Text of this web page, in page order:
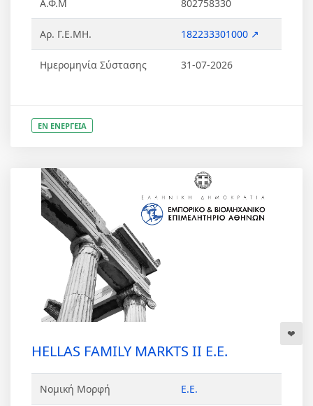
Α.Φ.Μ 802758330
Αρ. Γ.Ε.ΜΗ. 182233301000 ↗
Ημερομηνία Σύστασης 31-07-2026
ΕΝ ΕΝΕΡΓΕΙΑ
HELLAS FAMILY MARKTS II Ε.Ε.
Νομική Μορφή Ε.Ε.